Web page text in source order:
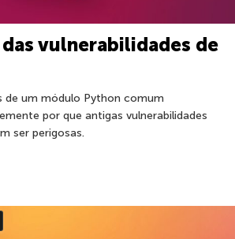
vulnerabilidades de
de um módulo Python comum
por que antigas vulnerabilidades
ser perigosas.